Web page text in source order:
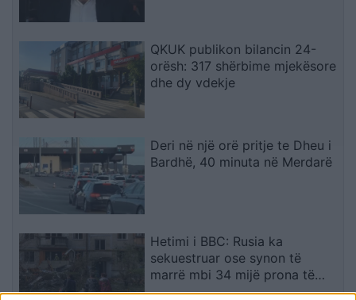
QKUK publikon bilancin 24-
orësh: 317 shërbime mjekësore
dhe dy vdekje
Deri në një orë pritje te Dheu i
Bardhë, 40 minuta në Merdarë
Hetimi i BBC: Rusia ka
sekuestruar ose synon të
marrë mbi 34 mijë prona të
ukrainasve në zonat e